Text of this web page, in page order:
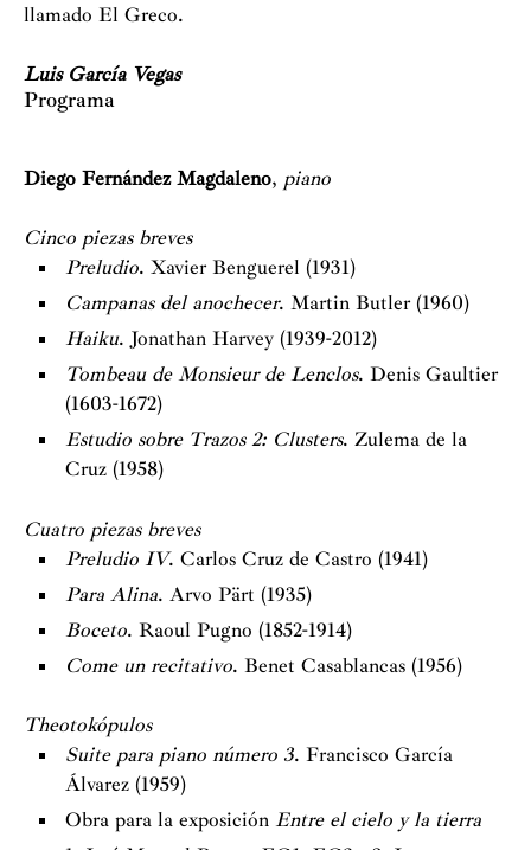
llamado El Greco.
Luis García Vegas
Programa
Diego Fernández Magdaleno, piano
Cinco piezas breves
Preludio. Xavier Benguerel (1931)
Campanas del anochecer. Martin Butler (1960)
Haiku. Jonathan Harvey (1939-2012)
Tombeau de Monsieur de Lenclos. Denis Gaultier
(1603-1672)
Estudio sobre Trazos 2: Clusters. Zulema de la
Cruz (1958)
Cuatro piezas breves
Preludio IV. Carlos Cruz de Castro (1941)
Para Alina. Arvo Pärt (1935)
Boceto. Raoul Pugno (1852-1914)
Come un recitativo. Benet Casablancas (1956)
Theotokópulos
Suite para piano número 3. Francisco García
Álvarez (1959)
Obra para la exposición Entre el cielo y la tierra